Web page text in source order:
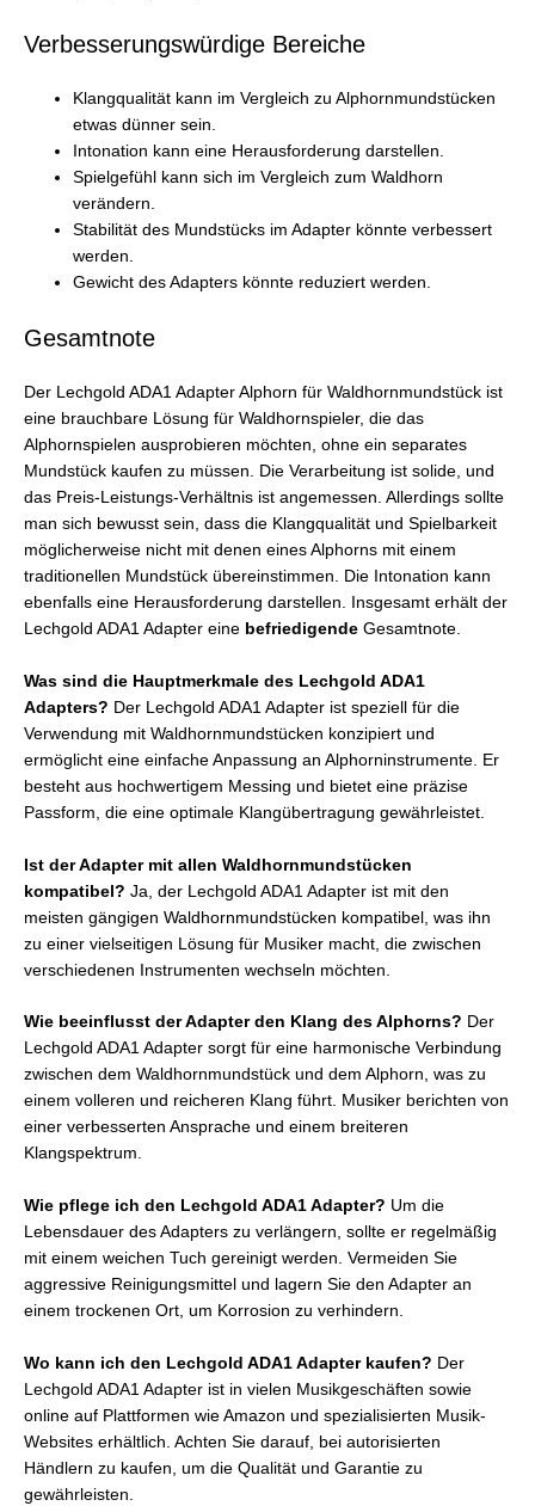
Verbesserungswürdige Bereiche
Klangqualität kann im Vergleich zu Alphornmundstücken
etwas dünner sein.
Intonation kann eine Herausforderung darstellen.
Spielgefühl kann sich im Vergleich zum Waldhorn
verändern.
Stabilität des Mundstücks im Adapter könnte verbessert
werden.
Gewicht des Adapters könnte reduziert werden.
Gesamtnote
Der Lechgold ADA1 Adapter Alphorn für Waldhornmundstück ist
eine brauchbare Lösung für Waldhornspieler, die das
Alphornspielen ausprobieren möchten, ohne ein separates
Mundstück kaufen zu müssen. Die Verarbeitung ist solide, und
das Preis-Leistungs-Verhältnis ist angemessen. Allerdings sollte
man sich bewusst sein, dass die Klangqualität und Spielbarkeit
möglicherweise nicht mit denen eines Alphorns mit einem
traditionellen Mundstück übereinstimmen. Die Intonation kann
ebenfalls eine Herausforderung darstellen. Insgesamt erhält der
Lechgold ADA1 Adapter eine befriedigende Gesamtnote.
Was sind die Hauptmerkmale des Lechgold ADA1
Adapters? Der Lechgold ADA1 Adapter ist speziell für die
Verwendung mit Waldhornmundstücken konzipiert und
ermöglicht eine einfache Anpassung an Alphorninstrumente. Er
besteht aus hochwertigem Messing und bietet eine präzise
Passform, die eine optimale Klangübertragung gewährleistet.
Ist der Adapter mit allen Waldhornmundstücken
kompatibel? Ja, der Lechgold ADA1 Adapter ist mit den
meisten gängigen Waldhornmundstücken kompatibel, was ihn
zu einer vielseitigen Lösung für Musiker macht, die zwischen
verschiedenen Instrumenten wechseln möchten.
Wie beeinflusst der Adapter den Klang des Alphorns? Der
Lechgold ADA1 Adapter sorgt für eine harmonische Verbindung
zwischen dem Waldhornmundstück und dem Alphorn, was zu
einem volleren und reicheren Klang führt. Musiker berichten von
einer verbesserten Ansprache und einem breiteren
Klangspektrum.
Wie pflege ich den Lechgold ADA1 Adapter? Um die
Lebensdauer des Adapters zu verlängern, sollte er regelmäßig
mit einem weichen Tuch gereinigt werden. Vermeiden Sie
aggressive Reinigungsmittel und lagern Sie den Adapter an
einem trockenen Ort, um Korrosion zu verhindern.
Wo kann ich den Lechgold ADA1 Adapter kaufen? Der
Lechgold ADA1 Adapter ist in vielen Musikgeschäften sowie
online auf Plattformen wie Amazon und spezialisierten Musik-
Websites erhältlich. Achten Sie darauf, bei autorisierten
Händlern zu kaufen, um die Qualität und Garantie zu
gewährleisten.